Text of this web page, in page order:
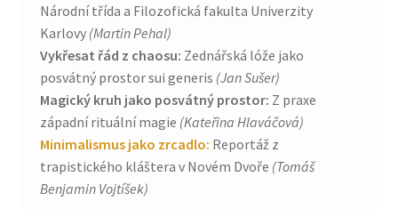
Národní třída a Filozofická fakulta Univerzity
Karlovy (Martin Pehal)
Vykřesat řád z chaosu: Zednářská lóže jako
posvátný prostor sui generis (Jan Sušer)
Magický kruh jako posvátný prostor: Z praxe
západní rituální magie (Kateřina Hlaváčová)
Minimalismus jako zrcadlo: Reportáž z
trapistického kláštera v Novém Dvoře (Tomáš
Benjamin Vojtíšek)